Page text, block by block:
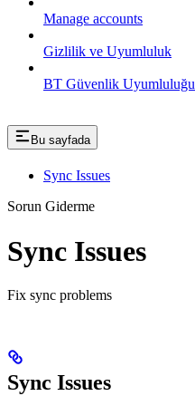
Manage accounts
Gizlilik ve Uyumluluk
BT Güvenlik Uyumluluğu
Bu sayfada
Sync Issues
Sorun Giderme
Sync Issues
Fix sync problems
Sync Issues